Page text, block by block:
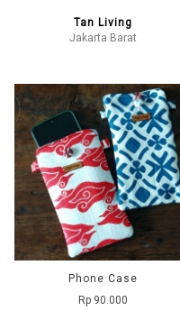
Tan Living
Jakarta Barat
Phone Case
Rp 90.000